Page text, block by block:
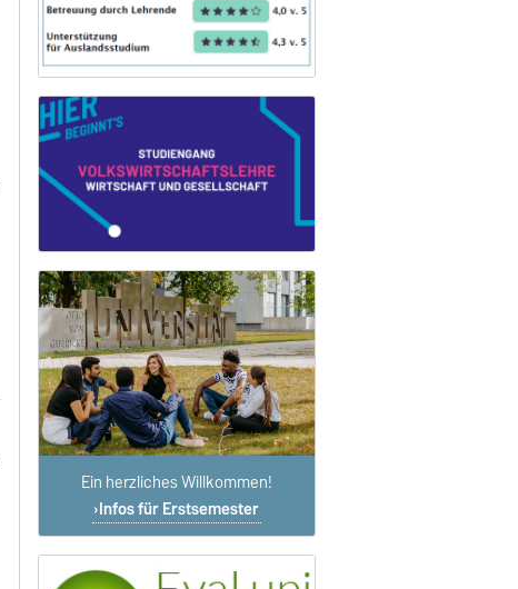
Ein herzliches Willkommen!
Infos für Erstsemester